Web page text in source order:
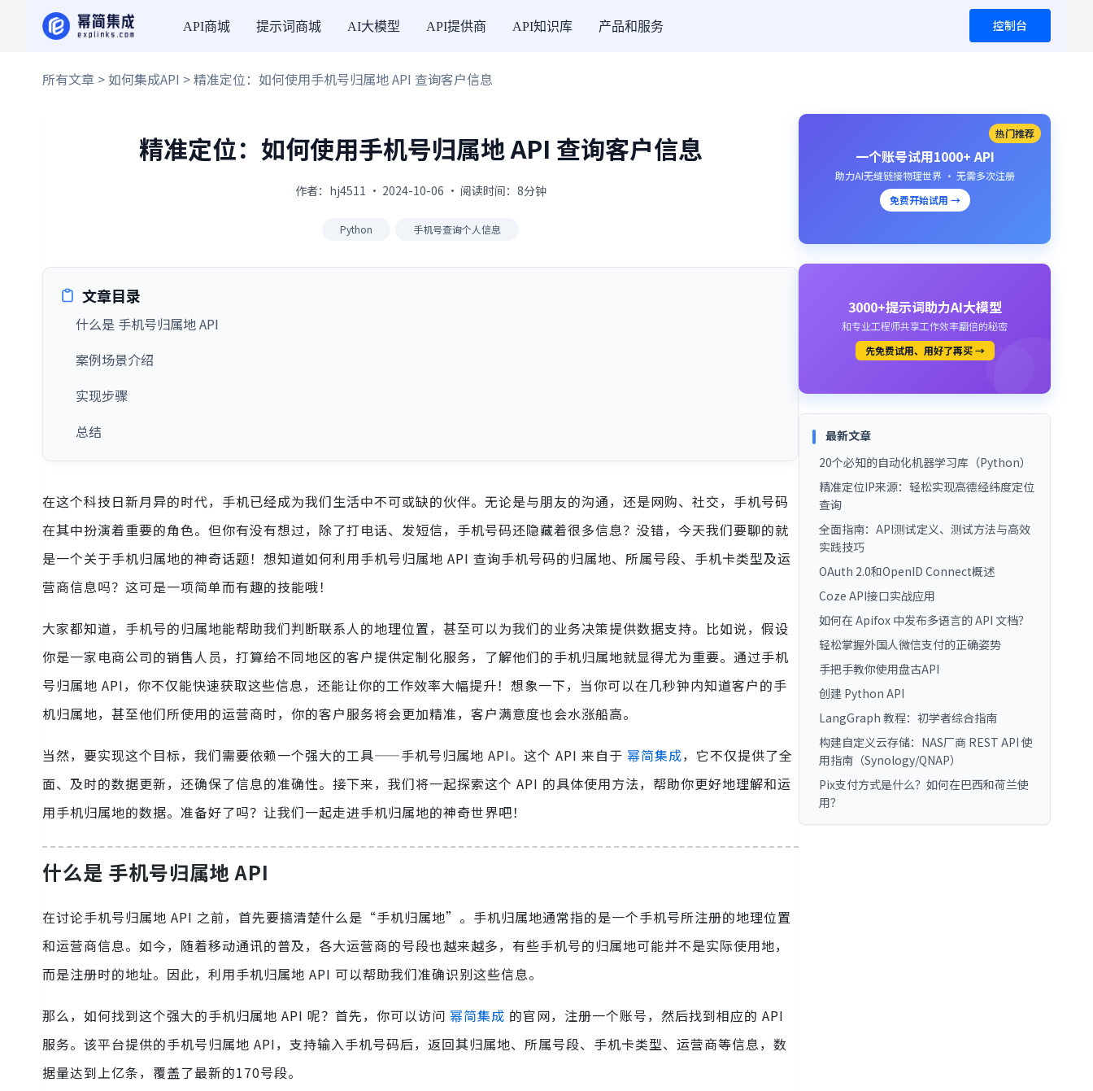
API商城 提示词商城 AI大模型 API提供商 API知识库 产品和服务 控制台
所有文章 >如何集成API > 精准定位：如何使用手机号归属地 API 查询客户信息
精准定位：如何使用手机号归属地 API 查询客户信息
作者：hj4511 · 2024-10-06 · 阅读时间：8分钟
Python 手机号查询个人信息
文章目录
什么是 手机号归属地 API
案例场景介绍
实现步骤
总结
在这个科技日新月异的时代，手机已经成为我们生活中不可或缺的伙伴。无论是与朋友的沟通，还是网购、社交，手机号码
在其中扮演着重要的角色。但你有没有想过，除了打电话、发短信，手机号码还隐藏着很多信息？没错，今天我们要聊的就
是一个关于手机归属地的神奇话题！想知道如何利用手机号归属地 API 查询手机号码的归属地、所属号段、手机卡类型及运
营商信息吗？这可是一项简单而有趣的技能哦！
大家都知道，手机号的归属地能帮助我们判断联系人的地理位置，甚至可以为我们的业务决策提供数据支持。比如说，假设
你是一家电商公司的销售人员，打算给不同地区的客户提供定制化服务，了解他们的手机归属地就显得尤为重要。通过手机
号归属地 API，你不仅能快速获取这些信息，还能让你的工作效率大幅提升！想象一下，当你可以在几秒钟内知道客户的手
机归属地，甚至他们所使用的运营商时，你的客户服务将会更加精准，客户满意度也会水涨船高。
当然，要实现这个目标，我们需要依赖一个强大的工具——手机号归属地 API。这个 API 来自于 幂简集成，它不仅提供了全
面、及时的数据更新，还确保了信息的准确性。接下来，我们将一起探索这个 API 的具体使用方法，帮助你更好地理解和运
用手机归属地的数据。准备好了吗？让我们一起走进手机归属地的神奇世界吧！
什么是 手机号归属地 API
在讨论手机号归属地 API 之前，首先要搞清楚什么是“手机归属地”。手机归属地通常指的是一个手机号所注册的地理位置
和运营商信息。如今，随着移动通讯的普及，各大运营商的号段也越来越多，有些手机号的归属地可能并不是实际使用地，
而是注册时的地址。因此，利用手机归属地 API 可以帮助我们准确识别这些信息。
那么，如何找到这个强大的手机归属地 API 呢？首先，你可以访问 幂简集成 的官网，注册一个账号，然后找到相应的 API
服务。该平台提供的手机号归属地 API，支持输入手机号码后，返回其归属地、所属号段、手机卡类型、运营商等信息，数
据量达到上亿条，覆盖了最新的170号段。
热门推荐
一个账号试用1000+ API
助力AI无缝链接物理世界 · 无需多次注册
免费开始试用 →
3000+提示词助力AI大模型
和专业工程师共享工作效率翻倍的秘密
先免费试用、用好了再买 →
最新文章
20个必知的自动化机器学习库（Python）
精准定位IP来源：轻松实现高德经纬度定位
查询
全面指南：API测试定义、测试方法与高效
实践技巧
OAuth 2.0和OpenID Connect概述
Coze API接口实战应用
如何在 Apifox 中发布多语言的 API 文档？
轻松掌握外国人微信支付的正确姿势
手把手教你使用盘古API
创建 Python API
LangGraph 教程：初学者综合指南
构建自定义云存储：NAS厂商 REST API 使
用指南（Synology/QNAP）
Pix支付方式是什么？如何在巴西和荷兰使
用？